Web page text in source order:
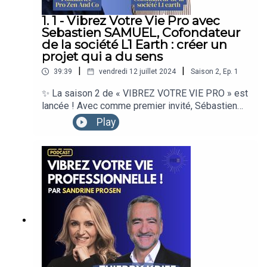
1. 1 - Vibrez Votre Vie Pro avec
Sebastien SAMUEL, Cofondateur
de la société L1 Earth : créer un
projet qui a du sens
39:39 vendredi 12 juillet 2024 Saison 2, Ep. 1
✨ La saison 2 de « VIBREZ VOTRE VIE PRO » est
lancée ! Avec comme premier invité, Sébastien
Samuel, cofondateur de la société L1 Earth
! Après avoir eu un parcours de plus de 20 ans
dans le secteur automobile, Sébastien a décidé
de quitter ses fonctions pour créer un projet qui a
du sens pour lui et pour l’environnement. Sa
societe éveille les consciences et les habitudes
des entreprises à réduire leur empreinte
environnementale et s’adapter aux enjeux du
changement climatique.Je maintiens l’une de mes
phrases favorites en saison 1 : « Inspirez-vous
des autres pour avancer… » Vous pouvez vous
aussi vous lancer !J’ai hâte d’avoir vos retours
Play